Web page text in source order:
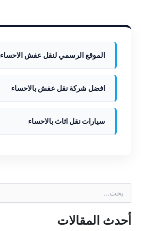
الموقع الرسمي لنقل عفش الاحساء
افضل شركة نقل عفش بالاحساء
سيارات نقل اثاث بالاحساء
ح
ثأحدث المقالات